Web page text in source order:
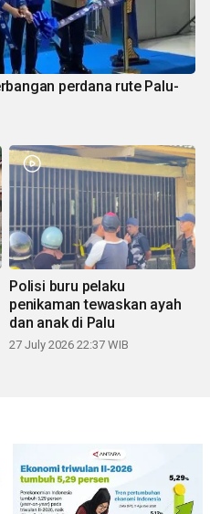
perdana rute Palu-
Polisi buru pelaku
penikaman tewaskan ayah
dan anak di Palu
27 July 2026 22:37 WIB